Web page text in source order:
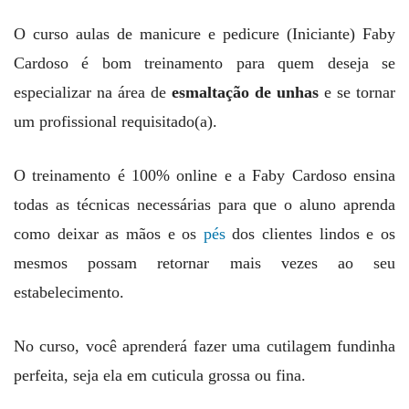
O curso aulas de manicure e pedicure (Iniciante) Faby
Cardoso é bom treinamento para quem deseja se
especializar na área de esmaltação de unhas e se tornar
um profissional requisitado(a).
O treinamento é 100% online e a Faby Cardoso ensina
todas as técnicas necessárias para que o aluno aprenda
como deixar as mãos e os pésdos clientes lindos e os
mesmos possam retornar mais vezes ao seu
estabelecimento.
No curso, você aprenderá fazer uma cutilagem fundinha
perfeita, seja ela em cuticula grossa ou fina.